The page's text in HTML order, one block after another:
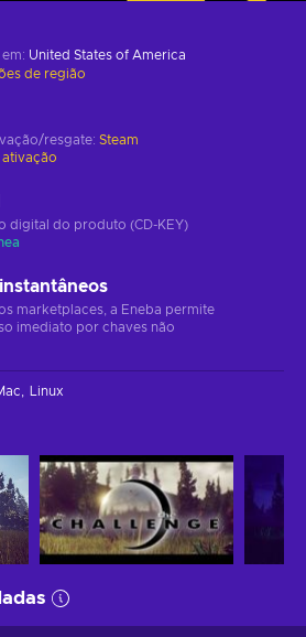
United States of America
de região
resgate: Steam
digital do produto (CD-KEY)
marketplaces, a Eneba permite
imediato por chaves não
Linux